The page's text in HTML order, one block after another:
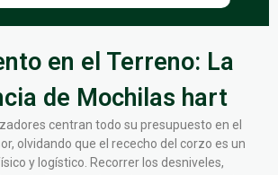
en el Terreno: La
de Mochilas hart
centran todo su presupuesto en el
olvidando que el rececho del corzo es un
y logístico. Recorrer los desniveles,